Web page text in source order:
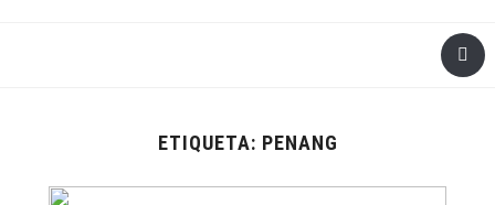
ETIQUETA: PENANG